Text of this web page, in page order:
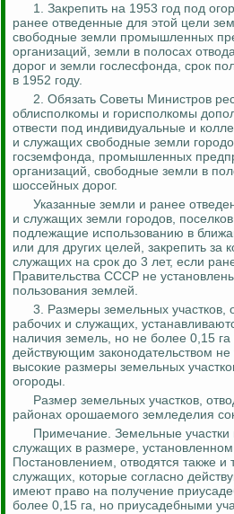
1. Закрепить на 1953 год под
ранее отведенные для этой цели
свободные земли промышленных
организаций, земли в полосах
дорог и земли гослесфонда, срок
в 1952 году.
2. Обязать Советы Министров
облисполкомы и горисполкомы
отвести под индивидуальные и
и служащих свободные земли
госземфонда, промышленных
организаций, свободные земли в
шоссейных дорог.
Указанные земли и ранее
и служащих земли городов,
подлежащие использованию в
или для других целей, закрепить за
служащих на срок до 3 лет, если
Правительства СССР не
пользования землей.
3. Размеры земельных участков,
рабочих и служащих,
наличия земель, но не более 0,15
действующим законодательством
высокие размеры земельных
огороды.
Размер земельных участков,
районах орошаемого земледелия
Примечание. Земельные участки
служащих в размере,
Постановлением, отводятся также и
служащих, которые согласно
имеют право на получение
более 0,15 га, но приусадебными